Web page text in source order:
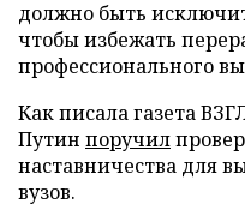
должно быть
чтобы избежать
профессионального
Как писала газета
Путин поручил
наставничества для
вузов.